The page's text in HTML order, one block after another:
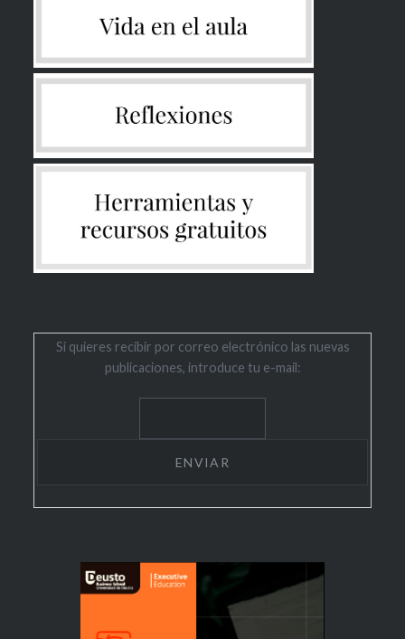
Si quieres recibir por correo electrónico las nuevas
publicaciones, introduce tu e-mail: